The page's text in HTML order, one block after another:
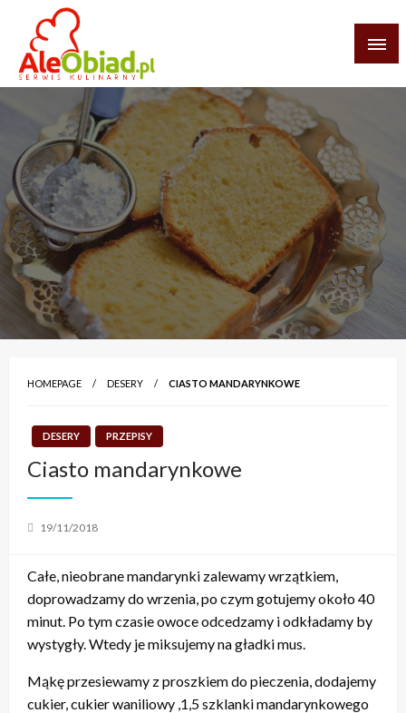
content
aleobiad.pl
serwis informacyjno-kulinarny
HOMEPAGE DESERY CIASTO MANDARYNKOWE
DESERY PRZEPISY
Ciasto mandarynkowe
Posted
19/11/2018
Całe, nieobrane mandarynki zalewamy wrzątkiem,
doprowadzamy do wrzenia, po czym gotujemy około 40
minut. Po tym czasie owoce odcedzamy i odkładamy by
wystygły. Wtedy je miksujemy na gładki mus.
Mąkę przesiewamy z proszkiem do pieczenia, dodajemy
cukier, cukier waniliowy ,1,5 szklanki mandarynkowego